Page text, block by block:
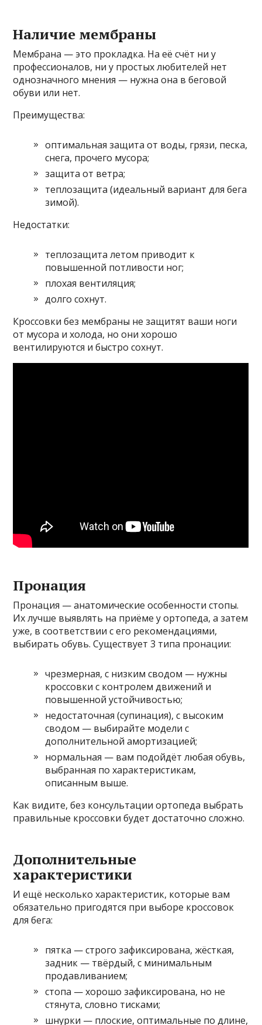
Наличие мембраны
Мембрана — это прокладка. На её счёт ни у
профессионалов, ни у простых любителей нет
однозначного мнения — нужна она в беговой
обуви или нет.
Преимущества:
оптимальная защита от воды, грязи, песка,
снега, прочего мусора;
защита от ветра;
теплозащита (идеальный вариант для бега
зимой).
Недостатки:
теплозащита летом приводит к
повышенной потливости ног;
плохая вентиляция;
долго сохнут.
Кроссовки без мембраны не защитят ваши ноги
от мусора и холода, но они хорошо
вентилируются и быстро сохнут.
Пронация
Пронация — анатомические особенности стопы.
Их лучше выявлять на приёме у ортопеда, а затем
уже, в соответствии с его рекомендациями,
выбирать обувь. Существует 3 типа пронации:
чрезмерная, с низким сводом — нужны
кроссовки с контролем движений и
повышенной устойчивостью;
недостаточная (супинация), с высоким
сводом — выбирайте модели с
дополнительной амортизацией;
нормальная — вам подойдёт любая обувь,
выбранная по характеристикам,
описанным выше.
Как видите, без консультации ортопеда выбрать
правильные кроссовки будет достаточно сложно.
Дополнительные
характеристики
И ещё несколько характеристик, которые вам
обязательно пригодятся при выборе кроссовок
для бега:
пятка — строго зафиксирована, жёсткая,
задник — твёрдый, с минимальным
продавливанием;
стопа — хорошо зафиксирована, но не
стянута, словно тисками;
шнурки — плоские, оптимальные по длине,